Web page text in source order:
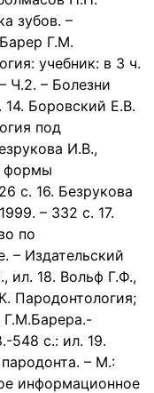
зубов. –
Г.М.
учебник: в 3 ч.
Ч.2. – Болезни
14. Боровский Е.В.
под
И.В.,
формы
с. 16. Безрукова
– 332 с. 17.
по
– Издательский
ил. 18. Вольф Г.Ф.,
Пародонтология;
с.: ил. 19.
– М.:
информационное